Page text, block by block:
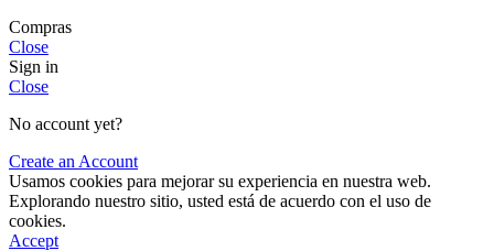
Compras
Close
Sign in
Close
No account yet?
Create an Account
Usamos cookies para mejorar su experiencia en nuestra web.
Explorando nuestro sitio, usted está de acuerdo con el uso de
cookies.
Accept